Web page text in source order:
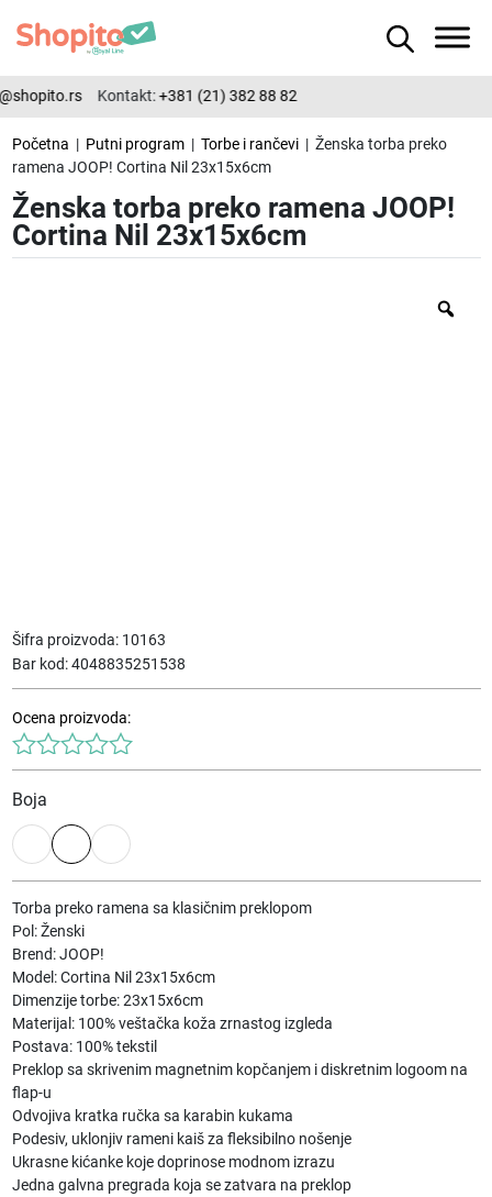
Kontakt:+381 (21) 382 88 82
Početna | Putni program| Torbe i rančevi| Ženska torba preko
ramena JOOP! Cortina Nil 23x15x6cm
Ženska torba preko ramena JOOP!
Cortina Nil 23x15x6cm
Bar kod:4048835251538
Šifra proizvoda: 10163
Ocena proizvoda:
Boja
Torba preko ramena sa klasičnim preklopom
Pol: Ženski
Brend: JOOP!
Model: Cortina Nil 23x15x6cm
Dimenzije torbe: 23x15x6cm
Materijal: 100% veštačka koža zrnastog izgleda
Postava: 100% tekstil
Preklop sa skrivenim magnetnim kopčanjem i diskretnim logoom na
flap-u
Odvojiva kratka ručka sa karabin kukama
Podesiv, uklonjiv rameni kaiš za fleksibilno nošenje
Ukrasne kićanke koje doprinose modnom izrazu
Jedna galvna pregrada koja se zatvara na preklop